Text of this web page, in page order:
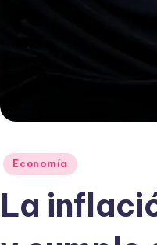
Publicado
Economía
La